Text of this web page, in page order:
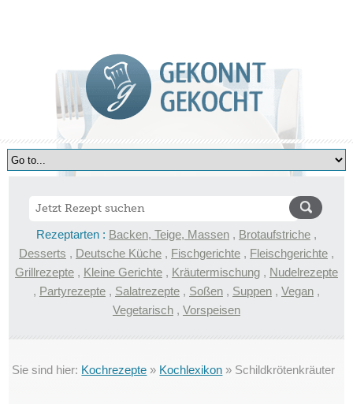
Rezeptarten : Backen, Teige, Massen , Brotaufstriche ,
Desserts , Deutsche Küche , Fischgerichte , Fleischgerichte ,
Grillrezepte , Kleine Gerichte , Kräutermischung , Nudelrezepte
, Partyrezepte , Salatrezepte , Soßen , Suppen , Vegan ,
Vegetarisch , Vorspeisen
Sie sind hier: Kochrezepte » Kochlexikon » Schildkrötenkräuter